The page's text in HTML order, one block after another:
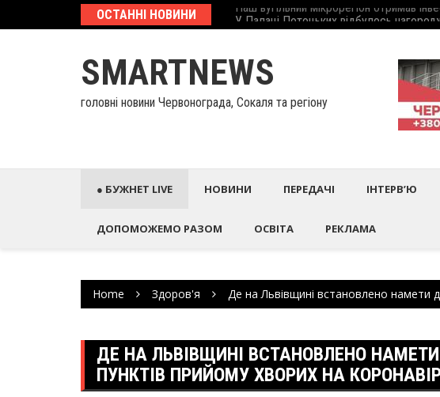
ОСТАННІ НОВИНИ У Палаці Потоцьких відбулось
SMARTNEWS
головні новини Червонограда, Сокаля та регіону
● БУЖНЕТ LIVE НОВИНИ ПЕРЕДАЧІ ІНТЕРВ’Ю
ДОПОМОЖЕМО РАЗОМ ОСВІТА РЕКЛАМА
Home Здоров'я Де на Львівщині встановлено намети
ДЕ НА ЛЬВІВЩИНІ ВСТАНОВЛЕНО
ПУНКТІВ ПРИЙОМУ ХВОРИХ НА